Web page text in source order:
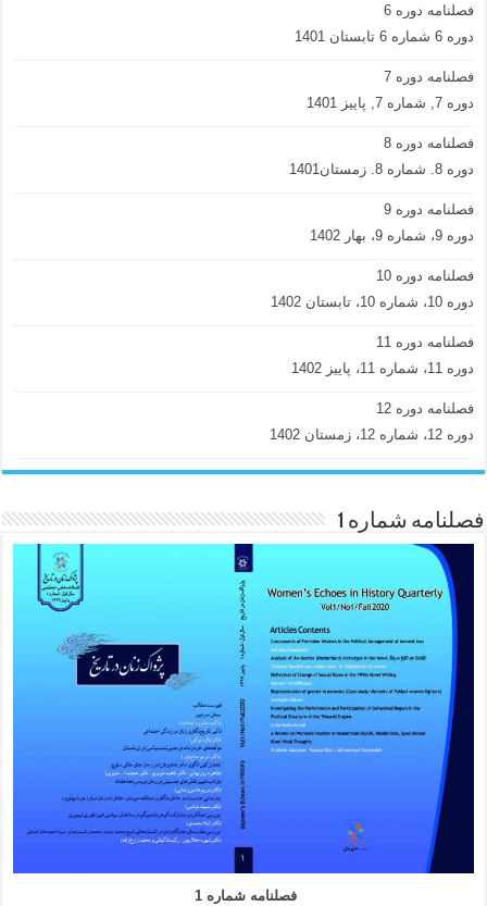
فصلنامه دوره 6
دوره 6 شماره 6 تابستان 1401
فصلنامه دوره 7
دوره 7, شماره 7, پاییز 1401
فصلنامه دوره 8
دوره 8. شماره 8. زمستان1401
فصلنامه دوره 9
دوره 9، شماره 9، بهار 1402
فصلنامه دوره 10
دوره 10، شماره 10، تابستان 1402
فصلنامه دوره 11
دوره 11، شماره 11، پاییز 1402
فصلنامه دوره 12
دوره 12، شماره 12، زمستان 1402
فصلنامه شماره 1
فصلنامه شماره 1